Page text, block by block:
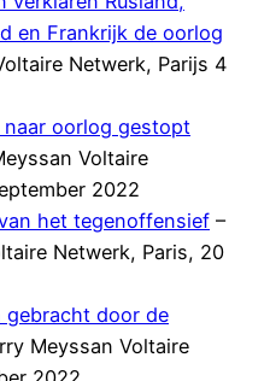
en Frankrijk de oorlog
Netwerk, Parijs 4
naar oorlog gestopt
Voltaire
2022
het tegenoffensief –
Netwerk, Paris, 20
gebracht door de
Meyssan Voltaire